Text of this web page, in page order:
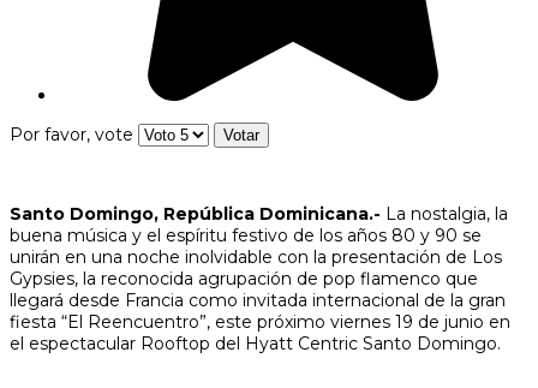
Por favor, vote
Santo Domingo, República Dominicana.- La nostalgia, la
buena música y el espíritu festivo de los años 80 y 90 se
unirán en una noche inolvidable con la presentación de Los
Gypsies, la reconocida agrupación de pop flamenco que
llegará desde Francia como invitada internacional de la gran
fiesta “El Reencuentro”, este próximo viernes 19 de junio en
el espectacular Rooftop del Hyatt Centric Santo Domingo.